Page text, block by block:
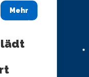
Mehr
lädt